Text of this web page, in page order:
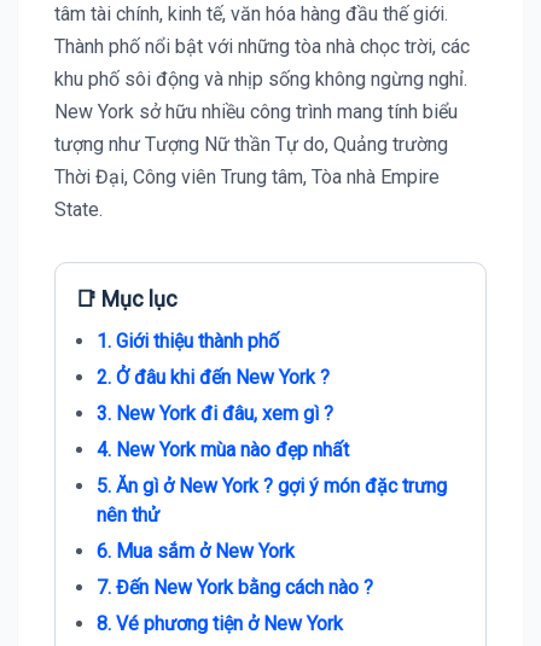
tâm tài chính, kinh tế, văn hóa hàng đầu thế giới.
Thành phố nổi bật với những tòa nhà chọc trời, các
khu phố sôi động và nhịp sống không ngừng nghỉ.
New York sở hữu nhiều công trình mang tính biểu
tượng như Tượng Nữ thần Tự do, Quảng trường
Thời Đại, Công viên Trung tâm, Tòa nhà Empire
State.
📑 Mục lục
1. Giới thiệu thành phố
2. Ở đâu khi đến New York ?
3. New York đi đâu, xem gì ?
4. New York mùa nào đẹp nhất
5. Ăn gì ở New York ? gợi ý món đặc trưng
nên thử
6. Mua sắm ở New York
7. Đến New York bằng cách nào ?
8. Vé phương tiện ở New York